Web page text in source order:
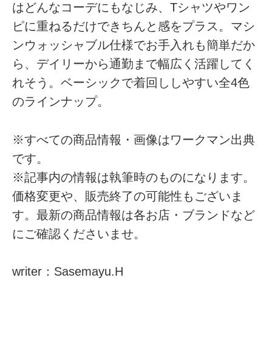
はどんなコーデにもなじみ、Tシャツやワン
ピに重ねるだけできちんと感をプラス。マシ
ンウォッシャブル仕様でお手入れも簡単だか
ら、デイリーから通勤まで幅広く活躍してく
れそう。ベーシックで着回ししやすい全4色
のラインナップ。
※すべての商品情報・画像はワークマン出典
です。
※記事内の情報は執筆時のものになります。
価格変更や、販売終了の可能性もございま
す。最新の商品情報は各お店・ブランドなど
にご確認くださいませ。
writer：Sasemayu.H